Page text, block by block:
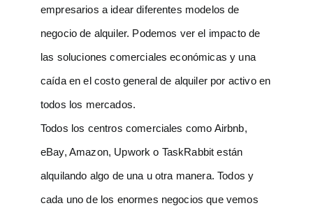
empresarios a idear diferentes modelos de
negocio de alquiler. Podemos ver el impacto de
las soluciones comerciales económicas y una
caída en el costo general de alquiler por activo en
todos los mercados.
Todos los centros comerciales como Airbnb,
eBay, Amazon, Upwork o TaskRabbit están
alquilando algo de una u otra manera. Todos y
cada uno de los enormes negocios que vemos